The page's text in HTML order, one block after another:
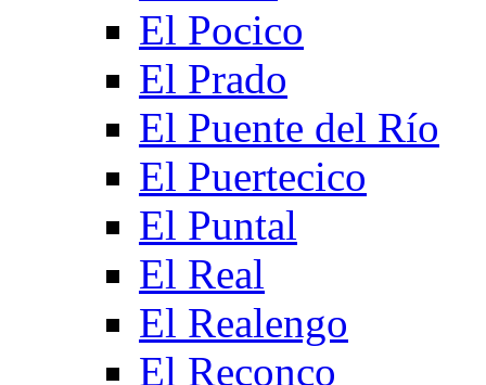
El Pocico
El Prado
El Puente del Río
El Puertecico
El Puntal
El Real
El Realengo
El Reconco